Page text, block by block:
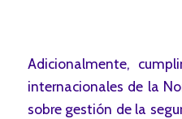
Adicionalmente,
internacionales de la
sobre gestión de la